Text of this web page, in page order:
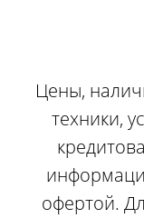
Цены,
техники,
офертой.